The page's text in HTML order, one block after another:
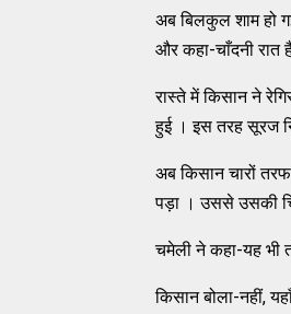
अब बिलकुल शाम हो
और कहा-चाँदनी रात
रास्ते में किसान ने
हुई । इस तरह सूरज
अब किसान चारों
पड़ा । उससे उसकी
चमेली ने कहा-यह भी
किसान बोला-नहीं,